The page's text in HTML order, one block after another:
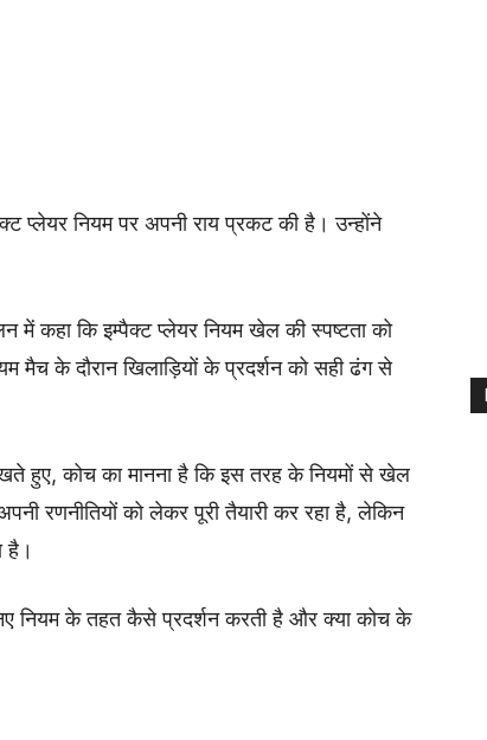
प्लेयर नियम पर अपनी राय प्रकट की है। उन्होंने
में कहा कि इम्पैक्ट प्लेयर नियम खेल की स्पष्टता को
मैच के दौरान खिलाड़ियों के प्रदर्शन को सही ढंग से
हुए, कोच का मानना है कि इस तरह के नियमों से खेल
रणनीतियों को लेकर पूरी तैयारी कर रहा है, लेकिन
है।
नियम के तहत कैसे प्रदर्शन करती है और क्या कोच के